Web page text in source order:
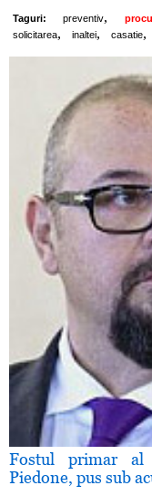
Taguri: preventiv,
solicitarea, inaltei, casatie,
Fostul primar al
Piedone, pus sub